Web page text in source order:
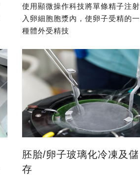
使用顯微操作科技將單條精子注射
入卵細胞胞漿內，使卵子受精的一
種體外受精技
胚胎/卵子玻璃化冷凍及儲
存